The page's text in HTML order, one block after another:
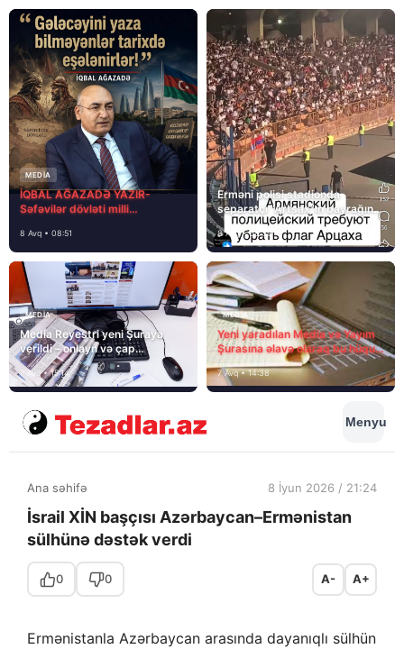
MEDİA
İQBAL AĞAZADƏ YAZIR-
Səfəvilər dövləti milli
8 Avq • 08:51
Erməni polisi stadionda
separatçı “Artsax”ın bayrağını
müsadirə etdi və…
8 Avq • 08:39
MEDİA
Media Reyestri yeni Şuraya
verildi – onlayn və çap
mediasını nə gözləyir?
7 Avq • 15:14
MEDİA
Yeni yaradılan Media və Yayım
Şurasına əlavə olaraq bu hüquq
və vəzifələr də verilib
7 Avq • 14:38
Menyu
Ana səhifə 8 İyun 2026 / 21:24
İsrail XİN başçısı Azərbaycan–Ermənistan
sülhünə dəstək verdi
0 0 A- A+
Ermənistanla Azərbaycan arasında dayanıqlı sülhün